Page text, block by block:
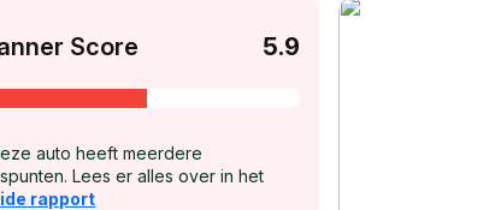
Score 5.9
auto heeft meerdere
Lees er alles over in het
rapport